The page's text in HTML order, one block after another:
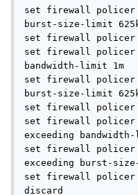
NTP-lo0.0-i 3979436
accept-bgp-lo0.0-i
icmp-is-frag-lo0.0-i 0 0
Policers:
Name Packets
copp-lim-1m-NTP-lo0.0-i 0
icmp-lim-1m-ICMP-ACC-
отследили БОМБИЛКУ
15:45:25.115638 In IP
request, id 8167, seq 7,
15:45:25.625413 In IP
request, id 8167, seq 8,
15:45:26.117734 In IP